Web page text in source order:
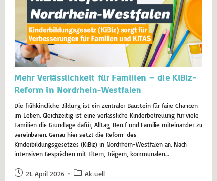
Mehr Verlässlichkeit für Familien – die KiBiz-
Reform in Nordrhein-Westfalen
Die frühkindliche Bildung ist ein zentraler Baustein für faire Chancen
im Leben. Gleichzeitig ist eine verlässliche Kinderbetreuung für viele
Familien die Grundlage dafür, Alltag, Beruf und Familie miteinander zu
vereinbaren. Genau hier setzt die Reform des
Kinderbildungsgesetzes (KiBiz) in Nordrhein-Westfalen an. Nach
intensiven Gesprächen mit Eltern, Trägern, kommunalen…
21. April 2026 Aktuell